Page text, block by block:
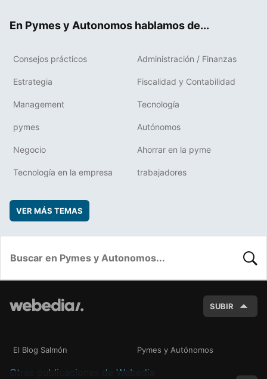
En Pymes y Autonomos hablamos de...
Consejos prácticos Administración / Finanzas
Estrategia Fiscalidad y Contabilidad
Management Tecnología
pymes Autónomos
Negocio Ahorrar en la pyme
Tecnología en la empresa trabajadores
VER MÁS TEMAS
SUBIR
El Blog Salmón Pymes y Autónomos
Otras publicaciones de Webedia